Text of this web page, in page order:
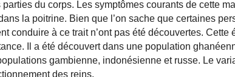
du corps. Les symptômes courants de cette
la poitrine. Bien que l’on sache que certaines
conduire à ce trait n’ont pas été découvertes. Cette
Il a été découvert dans une population
gambienne, indonésienne et russe. Le
des reins.